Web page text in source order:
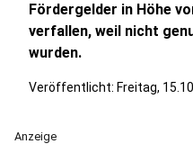
Fördergelder in Höhe
verfallen, weil nicht
wurden.
Veröffentlicht: Freitag,
Anzeige